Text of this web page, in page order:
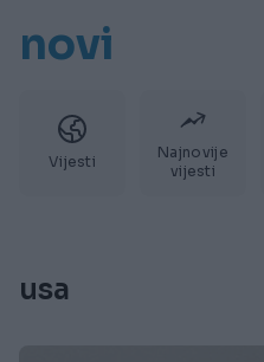
novi
Vijesti
Najnovije
vijesti
usa